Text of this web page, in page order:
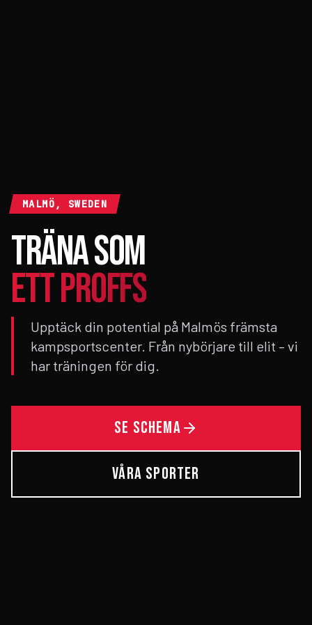
MALMÖ, SWEDEN
TRÄNA SOM
ETT PROFFS
Upptäck din potential på Malmös främsta
kampsportscenter. Från nybörjare till elit – vi
har träningen för dig.
SE SCHEMA
VÅRA SPORTER